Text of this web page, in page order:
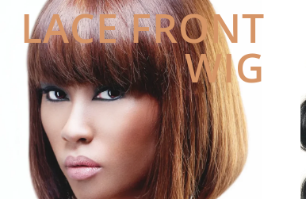
LACE FRONT
WIG